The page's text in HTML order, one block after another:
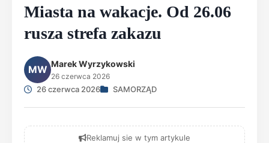
Miasta na wakacje. Od 26.06
rusza strefa zakazu
MW Marek Wyrzykowski
26 czerwca 2026
26 czerwca 2026 SAMORZĄD
Reklamuj sie w tym artykule